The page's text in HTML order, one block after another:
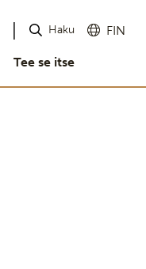
Haku FIN
Tee se itse